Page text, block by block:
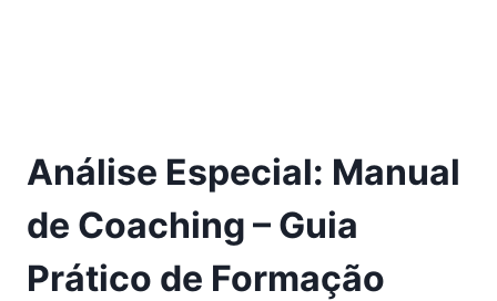
Análise Especial: Manual
de Coaching – Guia
Prático de Formação